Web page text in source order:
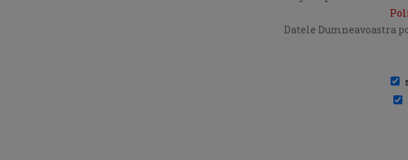
Datele Dumneavoastra